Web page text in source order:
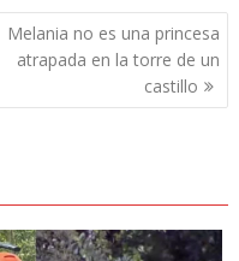
Melania no es una princesa
atrapada en la torre de un
castillo